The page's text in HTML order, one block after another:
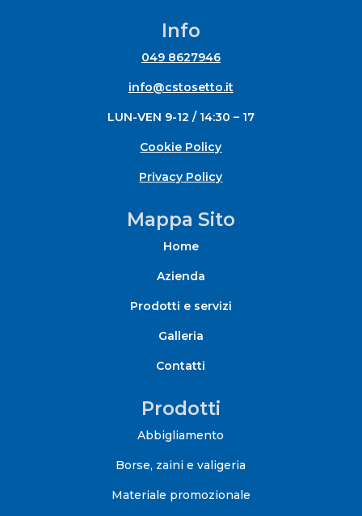
Info
049 8627946
info@cstosetto.it
LUN-VEN 9-12 / 14:30 – 17
Cookie Policy
Privacy Policy
Mappa Sito
Home
Azienda
Prodotti e servizi
Galleria
Contatti
Prodotti
Abbigliamento
Borse, zaini e valigeria
Materiale promozionale